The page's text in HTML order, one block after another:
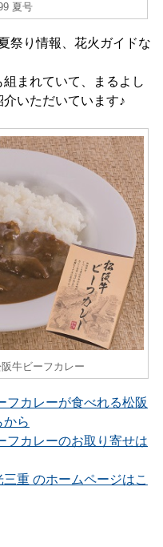
夏号
祭り情報、花火ガイドな
まれていて、まるよし
いただいています♪
牛ビーフカレー
フカレーが食べれる松阪
から
フカレーのお取り寄せは
重 のホームページはこ